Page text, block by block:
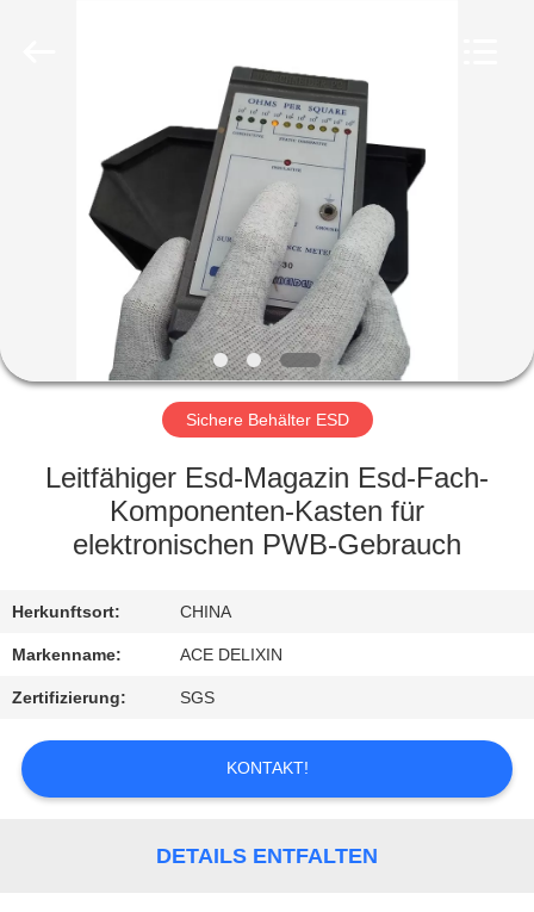
PRODUKTE
FABRIK-
AUSFLUG
QUALITÄTSKONTROLLE
SIE
MIT
UNS
IN
VERBINDUNG
FORDERN
Sichere Behälter ESD
Leitfähiger Esd-Magazin Esd-Fach-
Komponenten-Kasten für
elektronischen PWB-Gebrauch
Herkunftsort: CHINA
Markenname: ACE DELIXIN
Zertifizierung: SGS
KONTAKT!
DETAILS ENTFALTEN